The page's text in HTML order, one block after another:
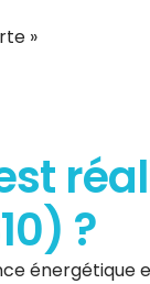
»
?
énergétique